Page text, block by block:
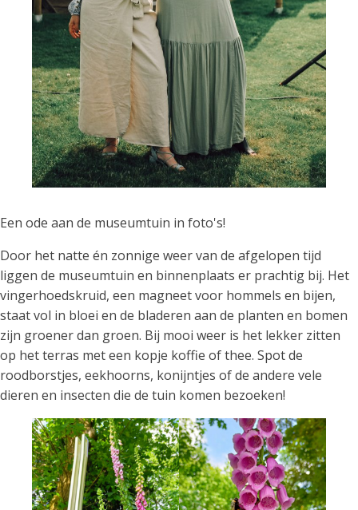
Een ode aan de museumtuin in foto's!
Door het natte én zonnige weer van de afgelopen tijd
liggen de museumtuin en binnenplaats er prachtig bij. Het
vingerhoedskruid, een magneet voor hommels en bijen,
staat vol in bloei en de bladeren aan de planten en bomen
zijn groener dan groen. Bij mooi weer is het lekker zitten
op het terras met een kopje koffie of thee. Spot de
roodborstjes, eekhoorns, konijntjes of de andere vele
dieren en insecten die de tuin komen bezoeken!